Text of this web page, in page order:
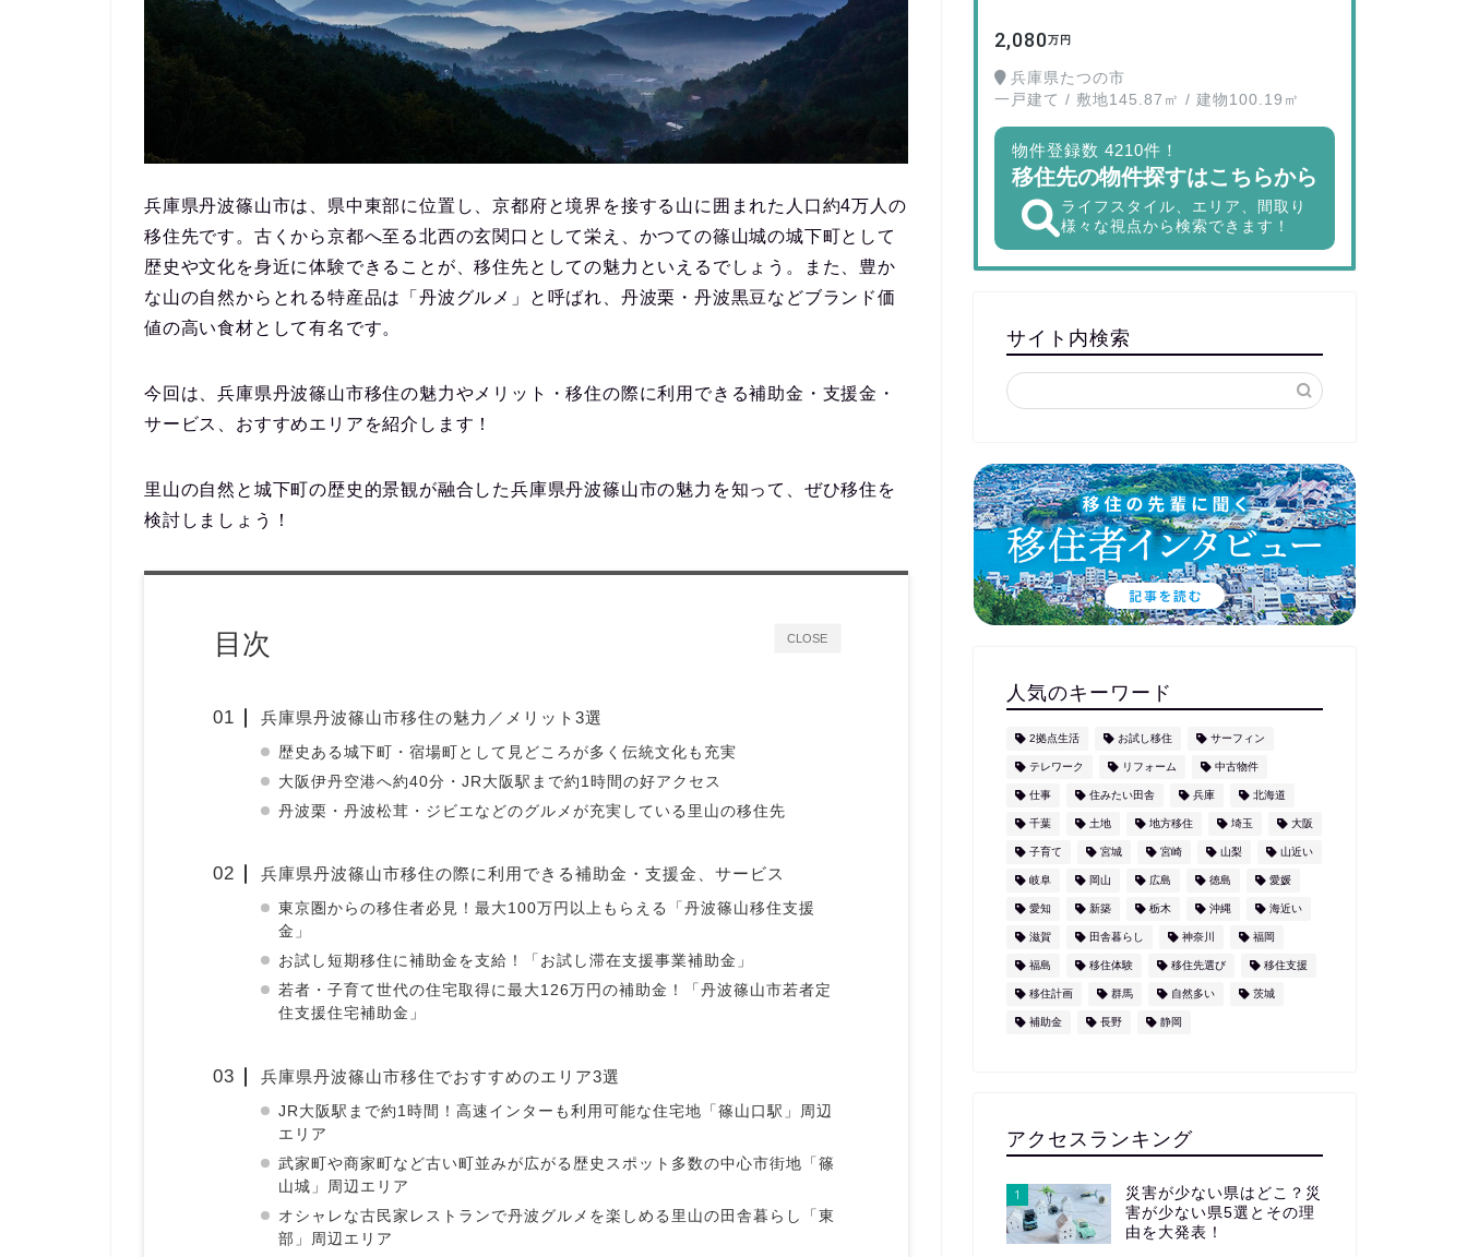
兵庫県丹波篠山市は、県中東部に位置し、京都府と境界を接する山に囲まれた人口約4万人の
移住先です。 古くから京都へ至る北西の玄関口として栄え、かつての篠山城の城下町として
歴史や文化を身近に体験できる ことが、移住先としての魅力といえるでしょう。また、豊か
な山の自然からとれる特産品は「丹波グルメ」と呼ばれ、丹波栗・丹波黒豆などブランド価
値の高い食材として有名です。
今回は、兵庫県丹波篠山市移住の魅力やメリット・移住の際に利用できる補助金・支援金・
サービス、おすすめエリア を紹介します！
里山の自然と城下町の歴史的景観が融合した兵庫県丹波篠山市の魅力を知って、ぜひ移住を
検討しましょう！
CLOSE
目次
兵庫県丹波篠山市移住の魅力／メリット3選
歴史ある城下町・宿場町として見どころが多く伝統文化も充実
大阪伊丹空港へ約40分・JR大阪駅まで約1時間の好アクセス
丹波栗・丹波松茸・ジビエなどのグルメが充実している里山の移住先
兵庫県丹波篠山市移住の際に利用できる補助金・支援金、サービス
東京圏からの移住者必見！最大100万円以上もらえる「丹波篠山移住支援
金」
お試し短期移住に補助金を支給！「お試し滞在支援事業補助金」
若者・子育て世代の住宅取得に最大126万円の補助金！「丹波篠山市若者定
住支援住宅補助金」
兵庫県丹波篠山市移住でおすすめのエリア3選
JR大阪駅まで約1時間！高速インターも利用可能な住宅地「篠山口駅」周辺
エリア
武家町や商家町など古い町並みが広がる歴史スポット多数の中心市街地「篠
山城」周辺エリア
オシャレな古民家レストランで丹波グルメを楽しめる里山の田舎暮らし「東
部」周辺エリア
2,080万円
兵庫県たつの市
一戸建て / 敷地145.87㎡ / 建物100.19㎡
物件登録数 4210件！
移住先の物件探すはこちらから
ライフスタイル、エリア、間取り
様々な視点から検索できます！
サイト内検索
人気のキーワード
2拠点生活 お試し移住 サーフィン
テレワーク リフォーム 中古物件
仕事 住みたい田舎 兵庫 北海道
千葉 土地 地方移住 埼玉 大阪
子育て 宮城 宮崎 山梨 山近い
岐阜 岡山 広島 徳島 愛媛
愛知 新築 栃木 沖縄 海近い
滋賀 田舎暮らし 神奈川 福岡
福島 移住体験 移住先選び 移住支援
移住計画 群馬 自然多い 茨城
補助金 長野 静岡
アクセスランキング
1
災害が少ない県はどこ？災
害が少ない県5選とその理
由を大発表！